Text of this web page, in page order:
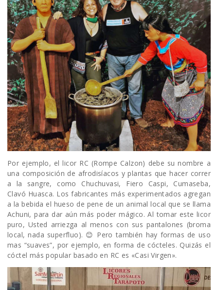
Por ejemplo, el licor RC (Rompe Calzon) debe su nombre a
una composición de afrodisíacos y plantas que hacer correr
a la sangre, como Chuchuvasi, Fiero Caspi, Cumaseba,
Clavó Huasca. Los fabricantes más experimentados agregan
a la bebida el hueso de pene de un animal local que se llama
Achuni, para dar aún más poder mágico. Al tomar este licor
puro, Usted arriezga al menos con sus pantalones (broma
local, nada superfluo). 😊 Pero también hay formas de uso
mas “suaves”, por ejemplo, en forma de cócteles. Quizás el
cóctel más popular basado en RC es «Casi Virgen».